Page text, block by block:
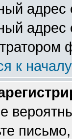
адрес
к началу